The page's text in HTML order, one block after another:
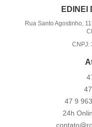
EDINEI
Rua Santo Agostinho,
CNPJ:
47 9
24h